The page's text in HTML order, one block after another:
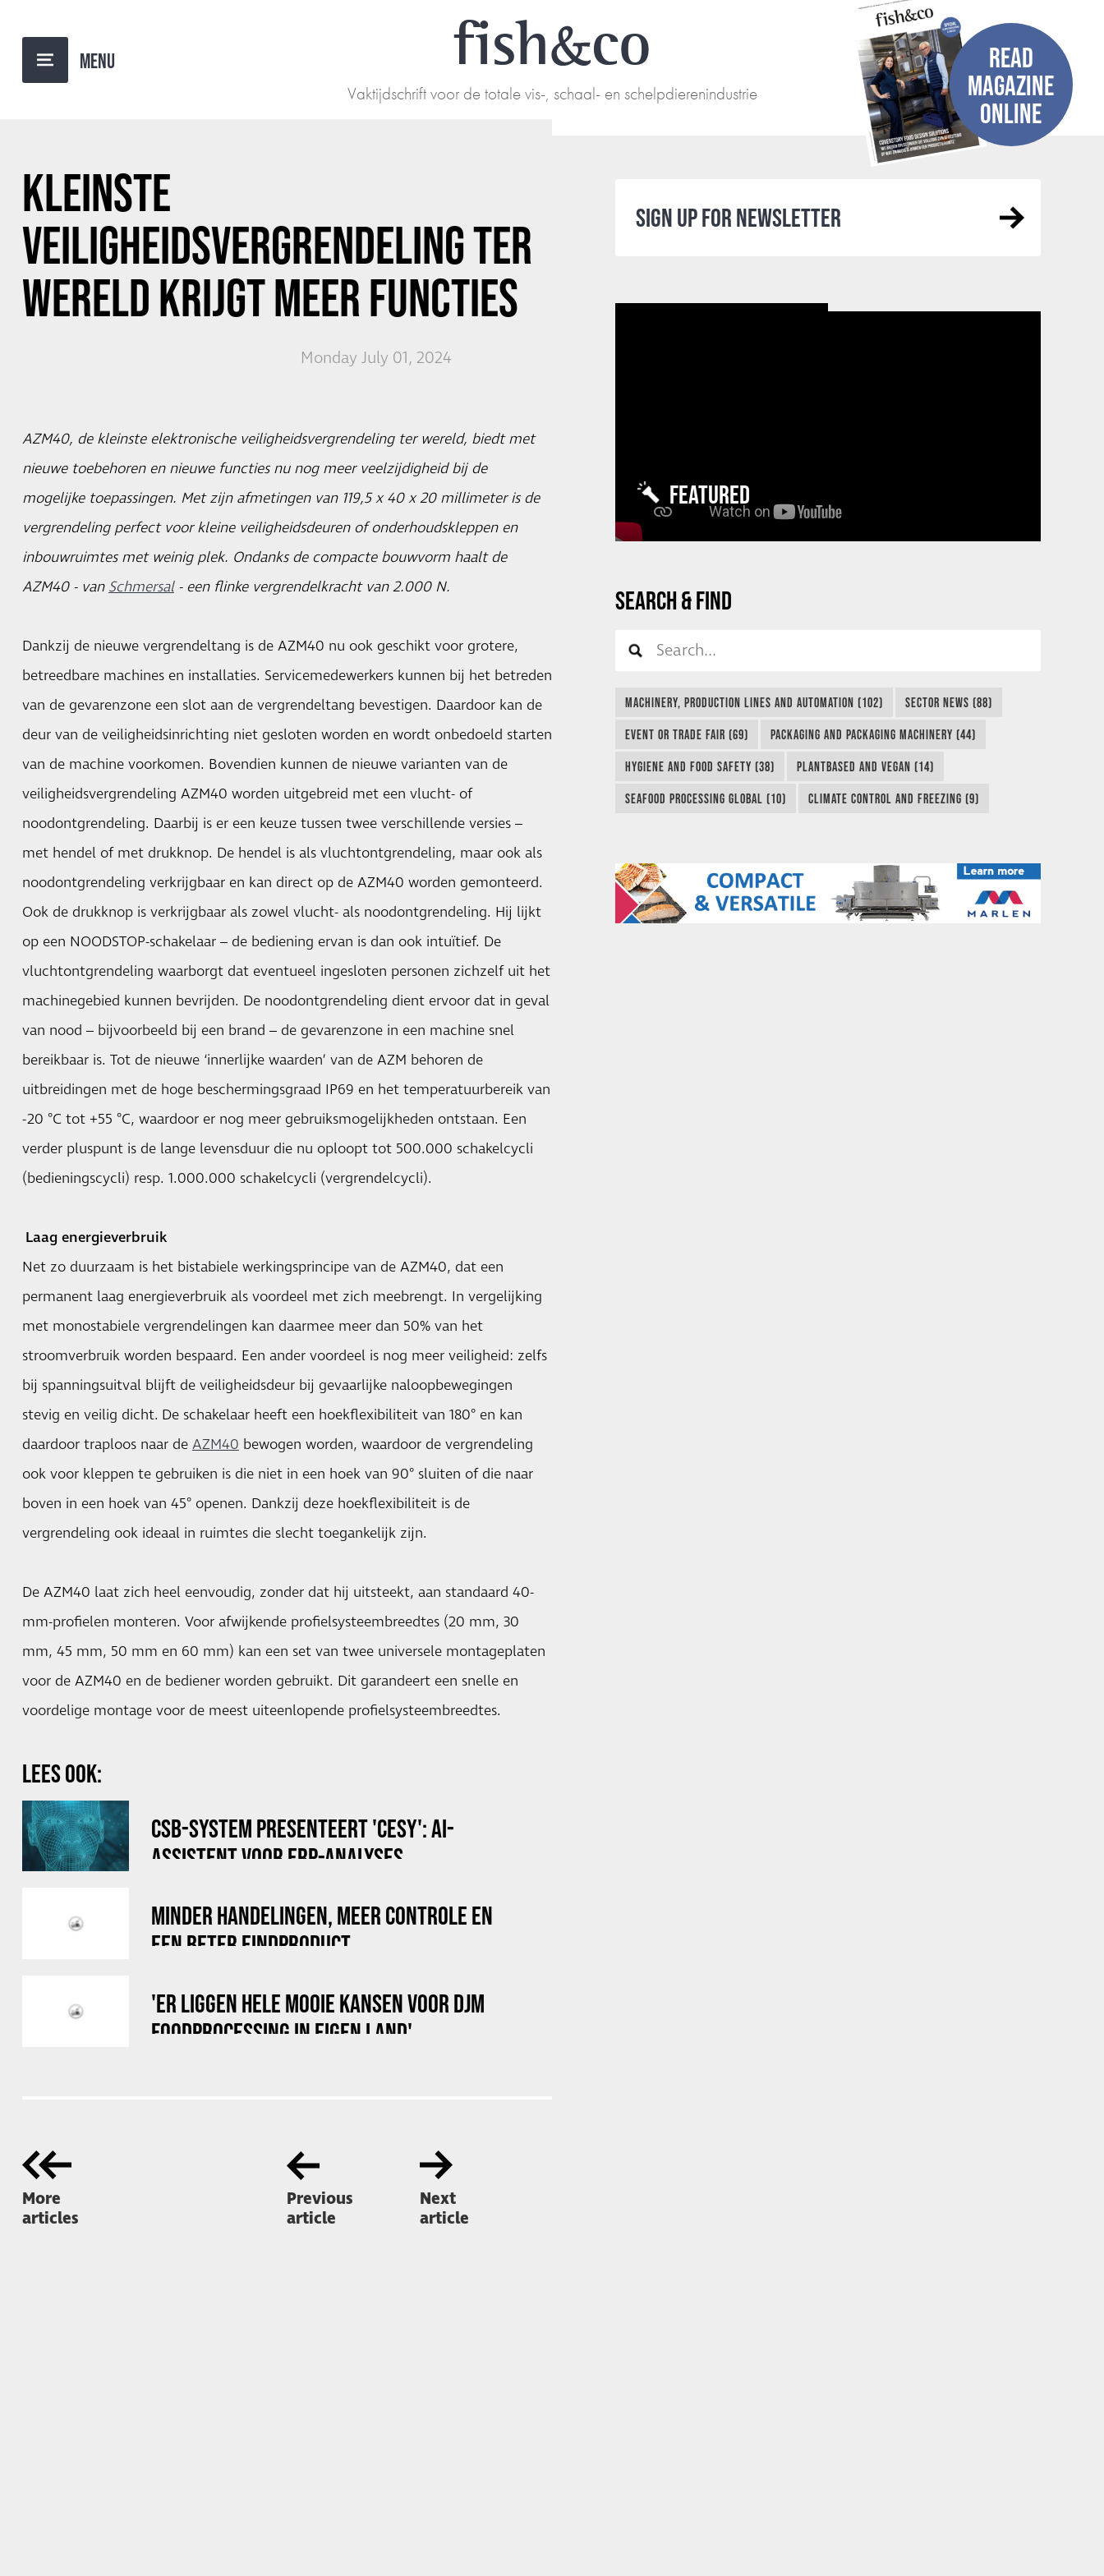
fishco
Vaktijdschrift voor de totale vis-, schaal- en schelpdierenindustrie
READ
MAGAZINE
ONLINE
KLEINSTE
VEILIGHEIDSVERGRENDELING TER
WERELD KRIJGT MEER FUNCTIES
Monday July 01, 2024
AZM40, de kleinste elektronische veiligheidsvergrendeling ter wereld, biedt met
nieuwe toebehoren en nieuwe functies nu nog meer veelzijdigheid bij de
mogelijke toepassingen. Met zijn afmetingen van 119,5 x 40 x 20 millimeter is de
vergrendeling perfect voor kleine veiligheidsdeuren of onderhoudskleppen en
inbouwruimtes met weinig plek. Ondanks de compacte bouwvorm haalt de
AZM40 - van Schmersal- een flinke vergrendelkracht van 2.000 N.
Dankzij de nieuwe vergrendeltang is de AZM40 nu ook geschikt voor grotere,
betreedbare machines en installaties. Servicemedewerkers kunnen bij het betreden
van de gevarenzone een slot aan de vergrendeltang bevestigen. Daardoor kan de
deur van de veiligheidsinrichting niet gesloten worden en wordt onbedoeld starten
van de machine voorkomen. Bovendien kunnen de nieuwe varianten van de
veiligheidsvergrendeling AZM40 worden uitgebreid met een vlucht- of
noodontgrendeling. Daarbij is er een keuze tussen twee verschillende versies –
met hendel of met drukknop. De hendel is als vluchtontgrendeling, maar ook als
noodontgrendeling verkrijgbaar en kan direct op de AZM40 worden gemonteerd.
Ook de drukknop is verkrijgbaar als zowel vlucht- als noodontgrendeling. Hij lijkt
op een NOODSTOP-schakelaar – de bediening ervan is dan ook intuïtief. De
vluchtontgrendeling waarborgt dat eventueel ingesloten personen zichzelf uit het
machinegebied kunnen bevrijden. De noodontgrendeling dient ervoor dat in geval
van nood – bijvoorbeeld bij een brand – de gevarenzone in een machine snel
bereikbaar is. Tot de nieuwe ‘innerlijke waarden’ van de AZM behoren de
uitbreidingen met de hoge beschermingsgraad IP69 en het temperatuurbereik van
-20 °C tot +55 °C, waardoor er nog meer gebruiksmogelijkheden ontstaan. Een
verder pluspunt is de lange levensduur die nu oploopt tot 500.000 schakelcycli
(bedieningscycli) resp. 1.000.000 schakelcycli (vergrendelcycli).
Laag energieverbruik
Net zo duurzaam is het bistabiele werkingsprincipe van de AZM40, dat een
permanent laag energieverbruik als voordeel met zich meebrengt. In vergelijking
met monostabiele vergrendelingen kan daarmee meer dan 50% van het
stroomverbruik worden bespaard. Een ander voordeel is nog meer veiligheid: zelfs
bij spanningsuitval blijft de veiligheidsdeur bij gevaarlijke naloopbewegingen
stevig en veilig dicht. De schakelaar heeft een hoekflexibiliteit van 180° en kan
daardoor traploos naar de AZM40 bewogen worden, waardoor de vergrendeling
ook voor kleppen te gebruiken is die niet in een hoek van 90° sluiten of die naar
boven in een hoek van 45° openen. Dankzij deze hoekflexibiliteit is de
vergrendeling ook ideaal in ruimtes die slecht toegankelijk zijn.
De AZM40 laat zich heel eenvoudig, zonder dat hij uitsteekt, aan standaard 40-
mm-profielen monteren. Voor afwijkende profielsysteembreedtes (20 mm, 30
mm, 45 mm, 50 mm en 60 mm) kan een set van twee universele montageplaten
voor de AZM40 en de bediener worden gebruikt. Dit garandeert een snelle en
voordelige montage voor de meest uiteenlopende profielsysteembreedtes.
LEES OOK:
CSB-SYSTEM PRESENTEERT 'CESY': AI-
ASSISTENT VOOR ERP-ANALYSES
MINDER HANDELINGEN, MEER CONTROLE EN
EEN BETER EINDPRODUCT
'ER LIGGEN HELE MOOIE KANSEN VOOR DJM
FOODPROCESSING IN EIGEN LAND'
More
articles
Previous
article
Next
article
SIGN UP FOR NEWSLETTER
FEATURED
SEARCH & FIND
MACHINERY, PRODUCTION LINES AND AUTOMATION (102) SECTOR NEWS (88)
EVENT OR TRADE FAIR (69) PACKAGING AND PACKAGING MACHINERY (44)
HYGIENE AND FOOD SAFETY (38) PLANTBASED AND VEGAN (14)
SEAFOOD PROCESSING GLOBAL (10) CLIMATE CONTROL AND FREEZING (9)